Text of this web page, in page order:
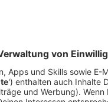
geht erneut auf die
für die touristische